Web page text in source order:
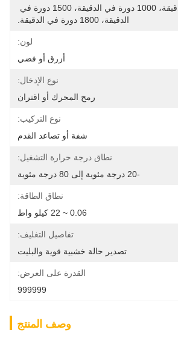
الدقيقة، 1800 دورة في الدقيقة.
لون:
أزرق أو فضي
نوع الإدخال:
رمح المحرك أو اقتران
نوع التركيب:
شفة أو تصاعد القدم
نطاق درجة حرارة التشغيل:
-20 درجة مئوية إلى 80 درجة مئوية
نطاق الطاقة:
0.06 ~ 22 كيلو واط
تفاصيل التغليف:
تصدير حالة خشبية قوية والبليت
القدرة على العرض:
999999
وصف المنتج